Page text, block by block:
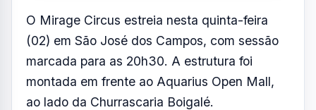
O Mirage Circus estreia nesta quinta-feira
(02) em São José dos Campos, com sessão
marcada para as 20h30. A estrutura foi
montada em frente ao Aquarius Open Mall,
ao lado da Churrascaria Boigalé.